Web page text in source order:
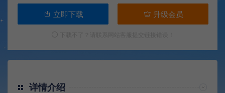
立即下载 升级会员
详情介绍